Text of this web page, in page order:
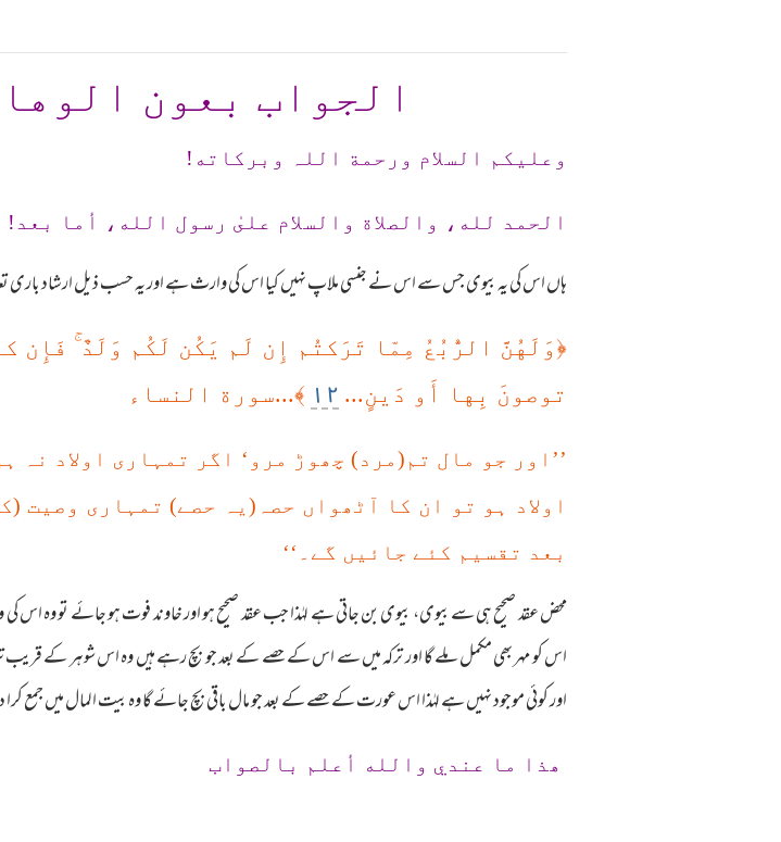
الجواب بعون
وعلیکم السلام ورحمة اللہ وبرکاته!
الحمد لله، والصلاة والسلام علىٰ رسول الله، أما بعد!
ہاں اس کی یہ بیوی جس سے اس نے جنسی ملاپ نہیں کیا اس کی وارث ہے اور یہ حسب ذیل ارشاد
﴿وَلَهُنَّ الرُّ‌بُعُ مِمّا تَرَ‌كتُم إِن لَم يَكُن لَكُم وَلَدٌۚ فَإِن
توصونَ بِها أَو دَينٍ... ١٢ ﴾...سورة النساء
’’اور جو مال تم(مرد) چھوڑ مرو‘ اگر تمہاری اولاد
اولاد ہو تو ان کا آٹھواں حصہ(یہ حصے) تمہاری
بعد تقسیم کئے جائیں گے۔‘‘
محض عقد صحیح ہی سے بیوی، بیوی بن جاتی ہے لہٰذا جب عقد صحیح ہو اور خاوند فوت ہو جائے تو وہ
اس کو مہر بھی مکمل ملے گا اور ترکہ میں سے اس کے حصے کے بعد جو بچ رہے ہیں وہ اس شوہر کے
اور کوئی موجود نہیں ہے لہٰذا اس عورت کے حصے کے بعد جو مال باقی بچ جائے گا وہ بیت المال میں جمع کرا
ھذا ما عندي والله أعلم بالصواب